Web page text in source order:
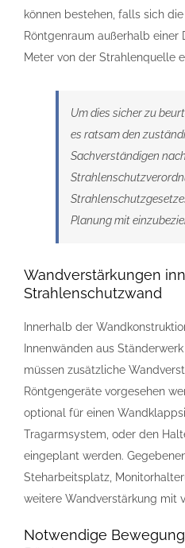
können bestehen, falls sich
Röntgenraum außerhalb einer
Meter von der Strahlenquelle
Um dies sicher zu
es ratsam den
Sachverständigen nach
Planung mit
Wandverstärkungen
Strahlenschutzwand
Innerhalb der
Innenwänden aus
müssen zusätzliche
Röntgengeräte vorgesehen
optional für einen
Tragarmsystem, oder den
eingeplant werden.
Steharbeitsplatz,
weitere Wandverstärkung mit
Notwendige